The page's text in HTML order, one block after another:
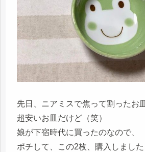
先日、ニアミスで焦って割ったお皿
超安いお皿だけど（笑）
娘が下宿時代に買ったのなので、
ポチして、この2枚、購入しました